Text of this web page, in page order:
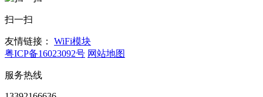
扫一扫
友情链接：
WiFi模块
粤ICP备16023092号 网站地图
服务热线